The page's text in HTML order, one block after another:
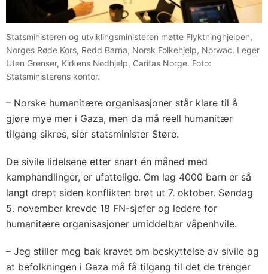
Statsministeren og utviklingsministeren møtte Flyktninghjelpen,
Norges Røde Kors, Redd Barna, Norsk Folkehjelp, Norwac, Leger
Uten Grenser, Kirkens Nødhjelp, Caritas Norge. Foto:
Statsministerens kontor.
– Norske humanitære organisasjoner står klare til å
gjøre mye mer i Gaza, men da må reell humanitær
tilgang sikres, sier statsminister Støre.
De sivile lidelsene etter snart én måned med
kamphandlinger, er ufattelige. Om lag 4000 barn er så
langt drept siden konflikten brøt ut 7. oktober. Søndag
5. november krevde 18 FN-sjefer og ledere for
humanitære organisasjoner umiddelbar våpenhvile.
– Jeg stiller meg bak kravet om beskyttelse av sivile og
at befolkningen i Gaza må få tilgang til det de trenger